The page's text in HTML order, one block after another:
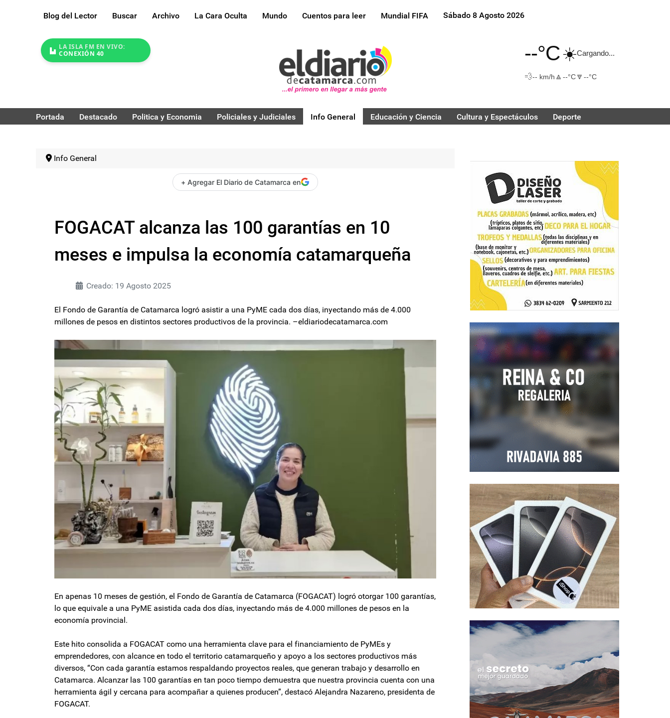
Blog del Lector Buscar Archivo La Cara Oculta Mundo Cuentos para leer Mundial FIFA Sábado 8 Agosto 2026
LA ISLA FM EN VIVO:
CONEXIÓN 40
--°C☀️Cargando...
💨-- km/h 🔼 --°C🔽 --°C
Portada Destacado Politica y Economia Policiales y Judiciales Info General Educación y Ciencia Cultura y Espectáculos Deporte
Info General
+ Agregar El Diario de Catamarca en
FOGACAT alcanza las 100 garantías en 10
meses e impulsa la economía catamarqueña
Creado: 19 Agosto 2025
El Fondo de Garantía de Catamarca logró asistir a una PyME cada dos días, inyectando más de 4.000
millones de pesos en distintos sectores productivos de la provincia. –eldiariodecatamarca.com
En apenas 10 meses de gestión, el Fondo de Garantía de Catamarca (FOGACAT) logró otorgar 100 garantías,
lo que equivale a una PyME asistida cada dos días, inyectando más de 4.000 millones de pesos en la
economía provincial.
Este hito consolida a FOGACAT como una herramienta clave para el financiamiento de PyMEs y
emprendedores, con alcance en todo el territorio catamarqueño y apoyo a los sectores productivos más
diversos, “Con cada garantía estamos respaldando proyectos reales, que generan trabajo y desarrollo en
Catamarca. Alcanzar las 100 garantías en tan poco tiempo demuestra que nuestra provincia cuenta con una
herramienta ágil y cercana para acompañar a quienes producen”, destacó Alejandra Nazareno, presidenta de
FOGACAT.